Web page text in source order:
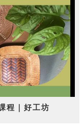
程｜好工坊